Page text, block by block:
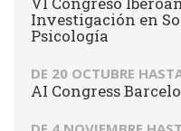
Investigación en
Psicología
DE 20 OCTUBRE
AI Congress